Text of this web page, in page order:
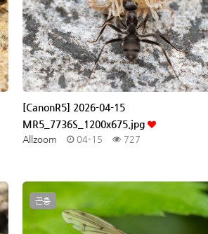
[CanonR5] 2026-04-15
MR5_7736S_1200x675.jpg
Allzoom 04-15 727
곤충